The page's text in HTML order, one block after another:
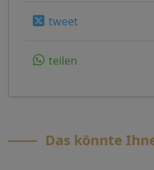
tweet
teilen
Das könnte